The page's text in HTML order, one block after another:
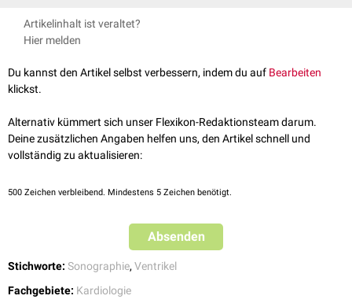
Checkliste Echokardiografie. Böhmeke T, Schmidt A, Hrsg. 5.,
vollständig überarbeitete Auflage. Stuttgart: Thieme; 2015.
Artikelinhalt ist veraltet?
Hier melden
Du kannst den Artikel selbst verbessern, indem du auf Bearbeiten
klickst.
Alternativ kümmert sich unser Flexikon-Redaktionsteam darum.
Deine zusätzlichen Angaben helfen uns, den Artikel schnell und
vollständig zu aktualisieren:
500 Zeichen verbleibend. Mindestens 5 Zeichen benötigt.
Absenden
Stichworte: Sonographie, Ventrikel
Fachgebiete: Kardiologie